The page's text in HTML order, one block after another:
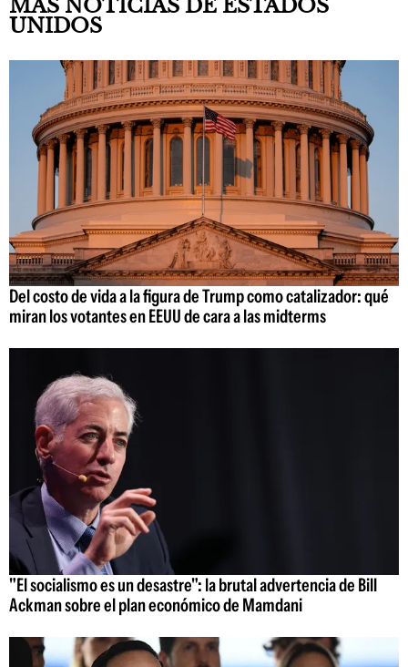
MÁS NOTICIAS DE ESTADOS
UNIDOS
Del costo de vida a la figura de Trump como catalizador: qué
miran los votantes en EEUU de cara a las midterms
"El socialismo es un desastre": la brutal advertencia de Bill
Ackman sobre el plan económico de Mamdani